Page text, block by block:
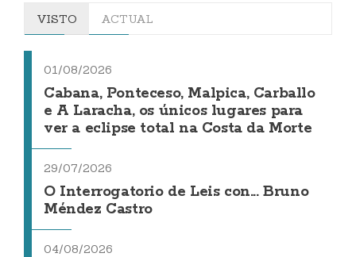
VISTO ACTUAL
01/08/2026
Cabana, Ponteceso, Malpica, Carballo
e A Laracha, os únicos lugares para
ver a eclipse total na Costa da Morte
29/07/2026
O Interrogatorio de Leis con... Bruno
Méndez Castro
04/08/2026